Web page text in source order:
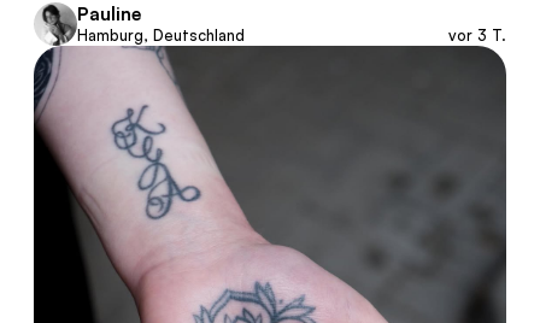
Pauline
Hamburg, Deutschland vor 3 T.